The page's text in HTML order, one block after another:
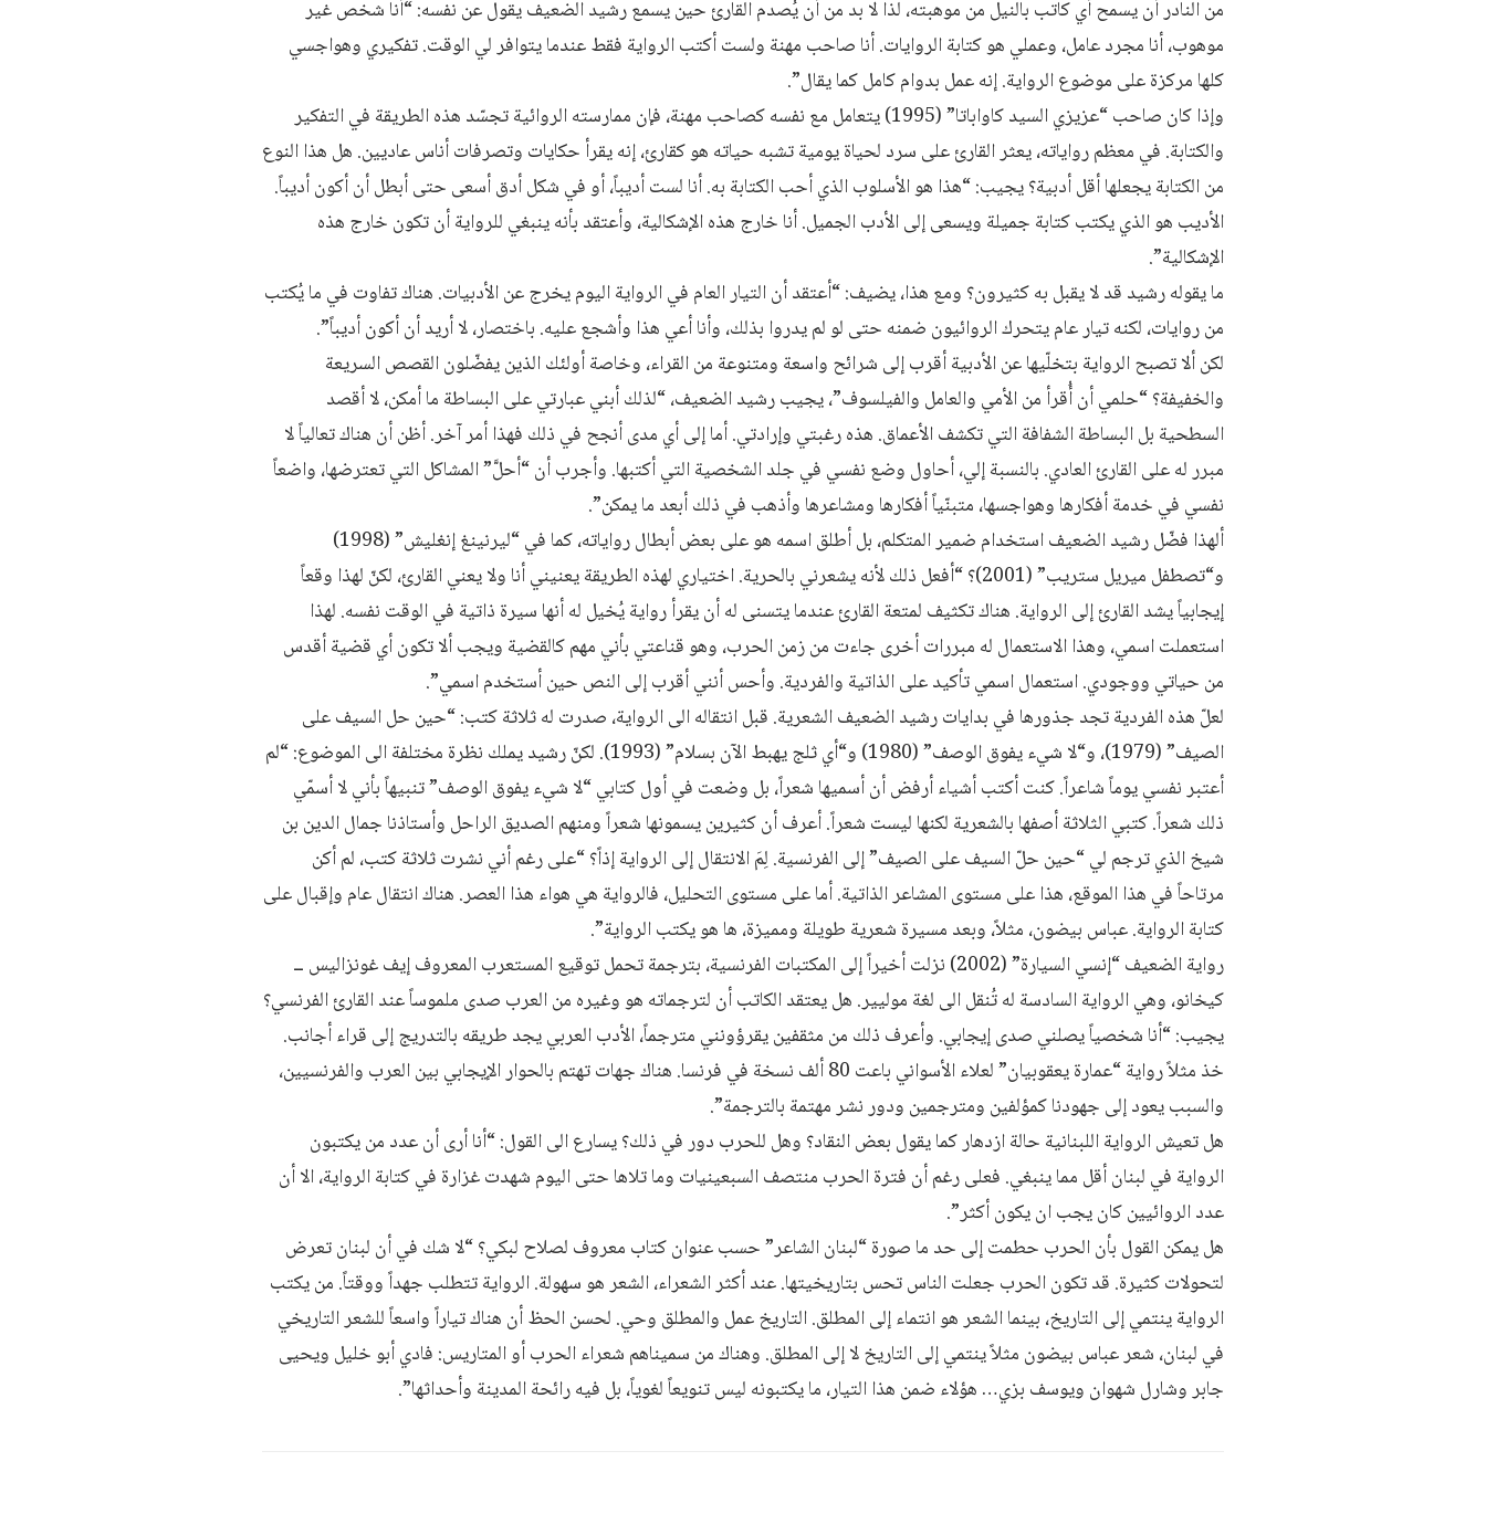
من النادر أن يسمح أي كاتب بالنيل من موهبته، لذا لا بد من أن يُصدم القارئ حين يسمع رشيد الضعيف يقول عن نفسه: “أنا شخص غير
موهوب، أنا مجرد عامل، وعملي هو كتابة الروايات. أنا صاحب مهنة ولست أكتب الرواية فقط عندما يتوافر لي الوقت. تفكيري وهواجسي
كلها مركزة على موضوع الرواية. إنه عمل بدوام كامل كما يقال”.
وإذا كان صاحب “عزيزي السيد كاواباتا” (1995) يتعامل مع نفسه كصاحب مهنة، فإن ممارسته الروائية تجسّد هذه الطريقة في التفكير
والكتابة. في معظم رواياته، يعثر القارئ على سرد لحياة يومية تشبه حياته هو كقارئ، إنه يقرأ حكايات وتصرفات أناس عاديين. هل هذا النوع
من الكتابة يجعلها أقل أدبية؟ يجيب: “هذا هو الأسلوب الذي أحب الكتابة به. أنا لست أديباً، أو في شكل أدق أسعى حتى أبطل أن أكون أديباً.
الأديب هو الذي يكتب كتابة جميلة ويسعى إلى الأدب الجميل. أنا خارج هذه الإشكالية، وأعتقد بأنه ينبغي للرواية أن تكون خارج هذه
الإشكالية”.
ما يقوله رشيد قد لا يقبل به كثيرون؟ ومع هذا، يضيف: “أعتقد أن التيار العام في الرواية اليوم يخرج عن الأدبيات. هناك تفاوت في ما يُكتب
من روايات، لكنه تيار عام يتحرك الروائيون ضمنه حتى لو لم يدروا بذلك، وأنا أعي هذا وأشجع عليه. باختصار، لا أريد أن أكون أديباً”.
لكن ألا تصبح الرواية بتخلّيها عن الأدبية أقرب إلى شرائح واسعة ومتنوعة من القراء، وخاصة أولئك الذين يفضّلون القصص السريعة
والخفيفة؟ “حلمي أن أُقرأ من الأمي والعامل والفيلسوف”، يجيب رشيد الضعيف، “لذلك أبني عبارتي على البساطة ما أمكن، لا أقصد
السطحية بل البساطة الشفافة التي تكشف الأعماق. هذه رغبتي وإرادتي. أما إلى أي مدى أنجح في ذلك فهذا أمر آخر. أظن أن هناك تعالياً لا
مبرر له على القارئ العادي. بالنسبة إلي، أحاول وضع نفسي في جلد الشخصية التي أكتبها. وأجرب أن “أحلَّ” المشاكل التي تعترضها، واضعاً
نفسي في خدمة أفكارها وهواجسها، متبنّياً أفكارها ومشاعرها وأذهب في ذلك أبعد ما يمكن”.
ألهذا فضّل رشيد الضعيف استخدام ضمير المتكلم، بل أطلق اسمه هو على بعض أبطال رواياته، كما في “ليرنينغ إنغليش” (1998)
و“تصطفل ميريل ستريب” (2001)؟ “أفعل ذلك لأنه يشعرني بالحرية. اختياري لهذه الطريقة يعنيني أنا ولا يعني القارئ، لكنّ لهذا وقعاً
إيجابياً يشد القارئ إلى الرواية. هناك تكثيف لمتعة القارئ عندما يتسنى له أن يقرأ رواية يُخيل له أنها سيرة ذاتية في الوقت نفسه. لهذا
استعملت اسمي، وهذا الاستعمال له مبررات أخرى جاءت من زمن الحرب، وهو قناعتي بأني مهم كالقضية ويجب ألا تكون أي قضية أقدس
من حياتي ووجودي. استعمال اسمي تأكيد على الذاتية والفردية. وأحس أنني أقرب إلى النص حين أستخدم اسمي”.
لعلّ هذه الفردية تجد جذورها في بدايات رشيد الضعيف الشعرية. قبل انتقاله الى الرواية، صدرت له ثلاثة كتب: “حين حل السيف على
الصيف” (1979)، و“لا شيء يفوق الوصف” (1980) و“أي ثلج يهبط الآن بسلام” (1993). لكنّ رشيد يملك نظرة مختلفة الى الموضوع: “لم
أعتبر نفسي يوماً شاعراً. كنت أكتب أشياء أرفض أن أسميها شعراً، بل وضعت في أول كتابي “لا شيء يفوق الوصف” تنبيهاً بأني لا أسمّي
ذلك شعراً. كتبي الثلاثة أصفها بالشعرية لكنها ليست شعراً. أعرف أن كثيرين يسمونها شعراً ومنهم الصديق الراحل وأستاذنا جمال الدين بن
شيخ الذي ترجم لي “حين حلّ السيف على الصيف” إلى الفرنسية. لِمَ الانتقال إلى الرواية إذاً؟ “على رغم أني نشرت ثلاثة كتب، لم أكن
مرتاحاً في هذا الموقع، هذا على مستوى المشاعر الذاتية. أما على مستوى التحليل، فالرواية هي هواء هذا العصر. هناك انتقال عام وإقبال على
كتابة الرواية. عباس بيضون، مثلاً، وبعد مسيرة شعرية طويلة ومميزة، ها هو يكتب الرواية”.
رواية الضعيف “إنسي السيارة” (2002) نزلت أخيراً إلى المكتبات الفرنسية، بترجمة تحمل توقيع المستعرب المعروف إيف غونزاليس ــ
كيخانو، وهي الرواية السادسة له تُنقل الى لغة موليير. هل يعتقد الكاتب أن لترجماته هو وغيره من العرب صدى ملموساً عند القارئ الفرنسي؟
يجيب: “أنا شخصياً يصلني صدى إيجابي. وأعرف ذلك من مثقفين يقرؤونني مترجماً، الأدب العربي يجد طريقه بالتدريج إلى قراء أجانب.
خذ مثلاً رواية “عمارة يعقوبيان” لعلاء الأسواني باعت 80 ألف نسخة في فرنسا. هناك جهات تهتم بالحوار الإيجابي بين العرب والفرنسيين،
والسبب يعود إلى جهودنا كمؤلفين ومترجمين ودور نشر مهتمة بالترجمة”.
هل تعيش الرواية اللبنانية حالة ازدهار كما يقول بعض النقاد؟ وهل للحرب دور في ذلك؟ يسارع الى القول: “أنا أرى أن عدد من يكتبون
الرواية في لبنان أقل مما ينبغي. فعلى رغم أن فترة الحرب منتصف السبعينيات وما تلاها حتى اليوم شهدت غزارة في كتابة الرواية، الا أن
عدد الروائيين كان يجب ان يكون أكثر”.
هل يمكن القول بأن الحرب حطمت إلى حد ما صورة “لبنان الشاعر” حسب عنوان كتاب معروف لصلاح لبكي؟ “لا شك في أن لبنان تعرض
لتحولات كثيرة. قد تكون الحرب جعلت الناس تحس بتاريخيتها. عند أكثر الشعراء، الشعر هو سهولة. الرواية تتطلب جهداً ووقتاً. من يكتب
الرواية ينتمي إلى التاريخ، بينما الشعر هو انتماء إلى المطلق. التاريخ عمل والمطلق وحي. لحسن الحظ أن هناك تياراً واسعاً للشعر التاريخي
في لبنان، شعر عباس بيضون مثلاً ينتمي إلى التاريخ لا إلى المطلق. وهناك من سميناهم شعراء الحرب أو المتاريس: فادي أبو خليل ويحيى
جابر وشارل شهوان ويوسف بزي… هؤلاء ضمن هذا التيار، ما يكتبونه ليس تنويعاً لغوياً، بل فيه رائحة المدينة وأحداثها”.